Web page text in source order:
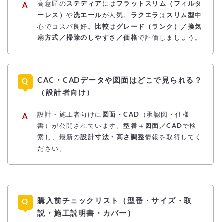
高意匠のステディア には フラットスリム（フィルタ
ーレス） や洗エールが人気。 ラクエラ は スリム型中
心でコスパ良好。
比較は グレード（ランク）／換気
扇方式／掃除のしやすさ／価格で評価しましょう。
CAC・CADデータや図面はどこで見られる？
（設計者向け）
設計・施工者向けに 図面・CAD
（承認図・仕様
書）が公開されています。 型番＋図面／CADで検
索し、最新の設計寸法・高さ調整情報を取得してく
ださい。
購入前チェックリスト（型番・サイズ・取
説・施工説明書・カバー）